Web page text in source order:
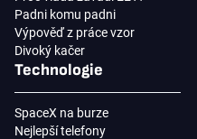
Padni komu padni
Výpověď z práce vzor
Divoký kačer
Technologie
SpaceX na burze
Nejlepší telefony